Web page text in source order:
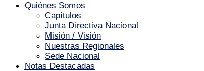
Quiénes Somos
Capítulos
Junta Directiva Nacional
Misión / Visión
Nuestras Regionales
Sede Nacional
Notas Destacadas